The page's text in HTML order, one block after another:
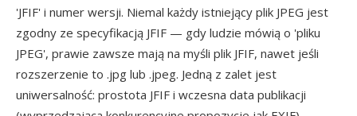
'JFIF' i numer wersji. Niemal każdy istniejący plik JPEG jest
zgodny ze specyfikacją JFIF — gdy ludzie mówią o 'pliku
JPEG', prawie zawsze mają na myśli plik JFIF, nawet jeśli
rozszerzenie to .jpg lub .jpeg. Jedną z zalet jest
uniwersalność: prostota JFIF i wczesna data publikacji